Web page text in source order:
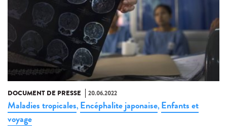
DOCUMENT DE PRESSE 20.06.2022
Maladies tropicales, Encéphalite japonaise, Enfants et
voyage